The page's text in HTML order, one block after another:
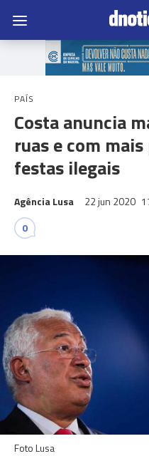
PAÍS
Costa anuncia
ruas e com
festas ilegais
Agência Lusa 22 jun 2020
0
Foto Lusa